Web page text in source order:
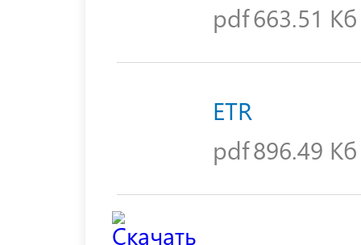
pdf663.51 Кб
ETR
pdf896.49 Кб